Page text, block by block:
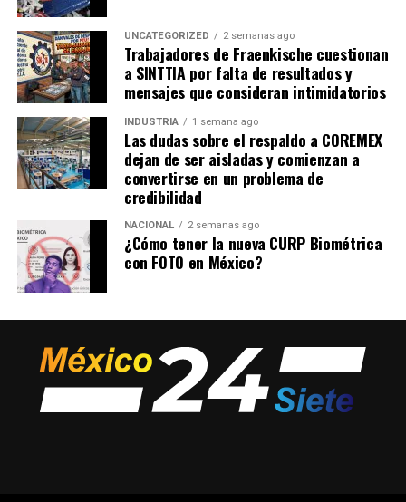
UNCATEGORIZED 2 semanas ago
Trabajadores de Fraenkische cuestionan
a SINTTIA por falta de resultados y
mensajes que consideran intimidatorios
INDUSTRIA 1 semana ago
Las dudas sobre el respaldo a COREMEX
dejan de ser aisladas y comienzan a
convertirse en un problema de
credibilidad
NACIONAL 2 semanas ago
¿Cómo tener la nueva CURP Biométrica
con FOTO en México?